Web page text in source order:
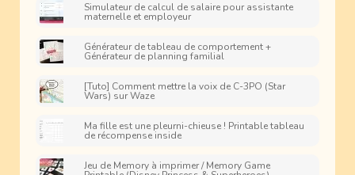
Simulateur de calcul de salaire pour assistante
maternelle et employeur
Générateur de tableau de comportement +
Générateur de planning familial
[Tuto] Comment mettre la voix de C-3PO (Star
Wars) sur Waze
Ma fille est une pleurni-chieuse ! Printable tableau
de récompense inside
Jeu de Memory à imprimer / Memory Game